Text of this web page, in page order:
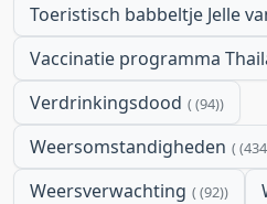
Toeristisch babbeltje Jelle
Vaccinatie programma
Verdrinkingsdood (94)
Weersomstandigheden
Weersverwachting (92)